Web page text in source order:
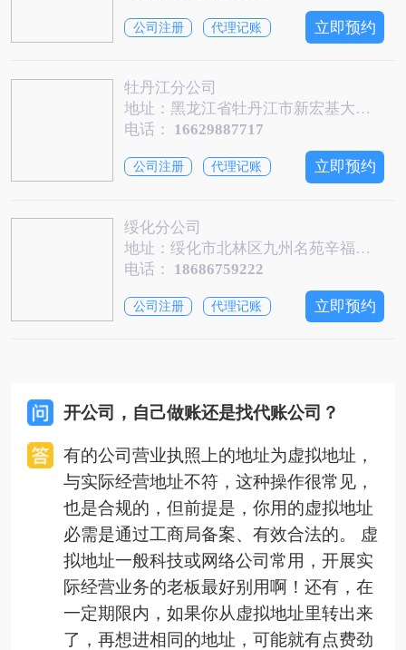
公司注册 代理记账 立即预约
牡丹江分公司
地址：黑龙江省牡丹江市新宏基大厦9006
电话： 16629887717
公司注册 代理记账 立即预约
绥化分公司
地址：绥化市北林区九州名苑辛福城2号楼20号商服（鑫港湾小区对面商服一诺快记）
电话： 18686759222
公司注册 代理记账 立即预约
开公司，自己做账还是找代账公司？
有的公司营业执照上的地址为虚拟地址，
与实际经营地址不符，这种操作很常见，
也是合规的，但前提是，你用的虚拟地址
必需是通过工商局备案、有效合法的。 虚
拟地址一般科技或网络公司常用，开展实
际经营业务的老板最好别用啊！还有，在
一定期限内，如果你从虚拟地址里转出来
了，再想进相同的地址，可能就有点费劲